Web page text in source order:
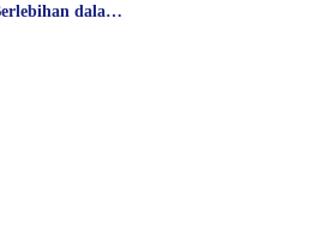
dalam
Dirinya Saksi